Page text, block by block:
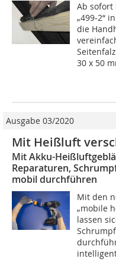
Ab sofort
„499-2“
die
30 x 50
Ausgabe 03/2020
Mit Heißluft
Mit Akku-
Reparaturen,
mobil durchführen
Mit den
„mobile
lassen